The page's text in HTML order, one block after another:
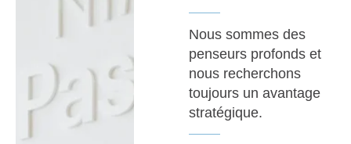
Nous sommes des
penseurs profonds et
nous recherchons
toujours un avantage
stratégique.